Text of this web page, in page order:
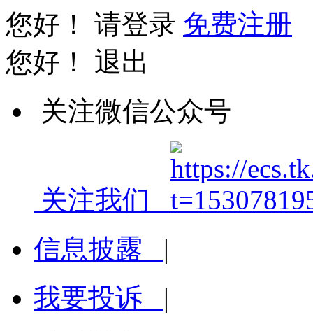
您好！ 请登录 免费注册
您好！ 退出
关注微信公众号
关注我们
信息披露 |
我要投诉 |